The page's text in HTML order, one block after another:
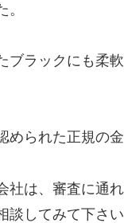
ブラックにも柔
られた正規の
社は、審査に通
してみて下さい